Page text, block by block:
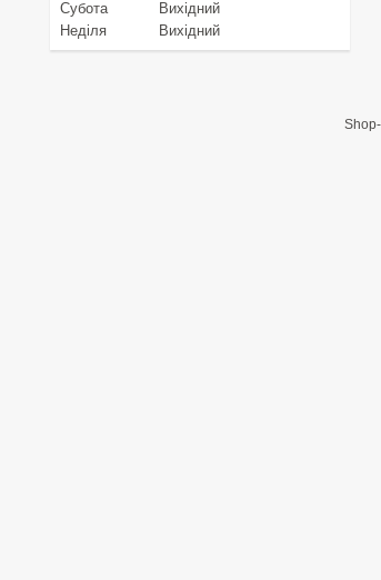
Субота
Вихідний
Неділя
Вихідний